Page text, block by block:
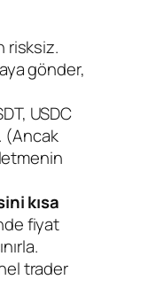
risksiz.
gönder,
USDC
(Ancak
kısa
fiyat
trader